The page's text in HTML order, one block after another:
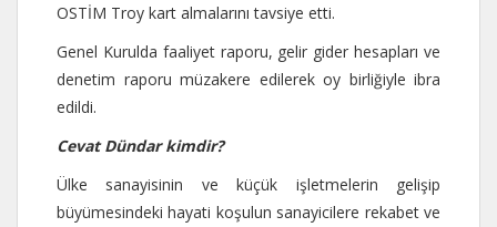
OSTİM Troy kart almalarını tavsiye etti.
Genel Kurulda faaliyet raporu, gelir gider hesapları ve
denetim raporu müzakere edilerek oy birliğiyle ibra
edildi.
Cevat Dündar kimdir?
Ülke sanayisinin ve küçük işletmelerin gelişip
büyümesindeki hayati koşulun sanayicilere rekabet ve